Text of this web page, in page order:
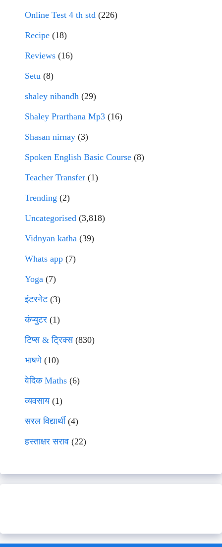
Online Test 4 th std (226)
Recipe (18)
Reviews (16)
Setu (8)
shaley nibandh (29)
Shaley Prarthana Mp3 (16)
Shasan nirnay (3)
Spoken English Basic Course (8)
Teacher Transfer (1)
Trending (2)
Uncategorised (3,818)
Vidnyan katha (39)
Whats app (7)
Yoga (7)
इंटरनेट(3)
कंप्युटर (1)
टिप्स & ट्रिक्स(830)
भाषणे(10)
वेदिक Maths (6)
व्यवसाय(1)
सरल विद्यार्थी(4)
हस्ताक्षर सराव (22)